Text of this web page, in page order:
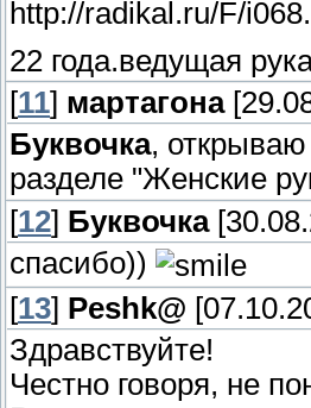
http://radikal.ru/F/
22 года.ведущая
[11] мартагона
Буквочка, открываю
разделе "Женские
[12] Буквочка
спасибо))
[13] Peshk@
Здравствуйте!
Честно говоря, не